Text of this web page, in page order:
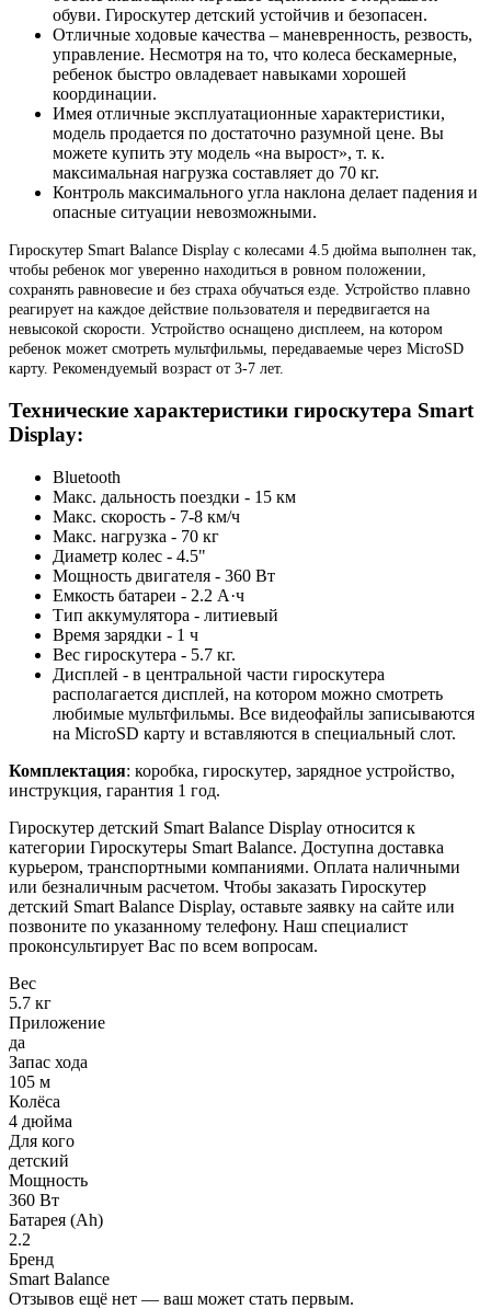
обуви. Гироскутер детский устойчив и безопасен.
Отличные ходовые качества – маневренность, резвость,
управление. Несмотря на то, что колеса бескамерные,
ребенок быстро овладевает навыками хорошей
координации.
Имея отличные эксплуатационные характеристики,
модель продается по достаточно разумной цене. Вы
можете купить эту модель «на вырост», т. к.
максимальная нагрузка составляет до 70 кг.
Контроль максимального угла наклона делает падения и
опасные ситуации невозможными.
Гироскутер Smart Balance Display с колесами 4.5 дюйма выполнен так,
чтобы ребенок мог уверенно находиться в ровном положении,
сохранять равновесие и без страха обучаться езде. Устройство плавно
реагирует на каждое действие пользователя и передвигается на
невысокой скорости. Устройство оснащено дисплеем, на котором
ребенок может смотреть мультфильмы, передаваемые через MicroSD
карту. Рекомендуемый возраст от 3-7 лет.
Технические характеристики гироскутера Smart
Display:
Bluetooth
Макс. дальность поездки - 15 км
Макс. скорость - 7-8 км/ч
Макс. нагрузка - 70 кг
Диаметр колес - 4.5"
Мощность двигателя - 360 Вт
Емкость батареи - 2.2 А·ч
Тип аккумулятора - литиевый
Время зарядки - 1 ч
Вес гироскутера - 5.7 кг.
Дисплей - в центральной части гироскутера
располагается дисплей, на котором можно смотреть
любимые мультфильмы. Все видеофайлы записываются
на MicroSD карту и вставляются в специальный слот.
Комплектация: коробка, гироскутер, зарядное устройство,
инструкция, гарантия 1 год.
Гироскутер детский Smart Balance Display относится к
категории Гироскутеры Smart Balance. Доступна доставка
курьером, транспортными компаниями. Оплата наличными
или безналичным расчетом. Чтобы заказать Гироскутер
детский Smart Balance Display, оставьте заявку на сайте или
позвоните по указанному телефону. Наш специалист
проконсультирует Вас по всем вопросам.
Вес
5.7 кг
Приложение
да
Запас хода
105 м
Колёса
4 дюйма
Для кого
детский
Мощность
360 Вт
Батарея (Ah)
2.2
Бренд
Smart Balance
Отзывов ещё нет — ваш может стать первым.